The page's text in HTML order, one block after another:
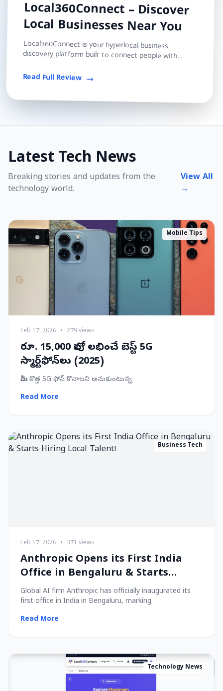
Local360Connect – Discover
Local Businesses Near You
Local360Connect is your hyperlocal business
discovery platform built to connect people with
Read Full Review
Latest Tech News
Breaking stories and updates from the
technology world.
View All
→
Mobile Tips
Feb 17, 2026 • 279 views
రూ. 15,000 లోపు లభించే బెస్ట్ 5G
స్మార్ట్‌ఫోన్‌లు (2025)
మీరు కొత్త 5G ఫోన్ కొనాలని అనుకుంటున్న
Read More
Business Tech
Feb 17, 2026 • 371 views
Anthropic Opens its First India
Office in Bengaluru & Starts
Hiring Local Talent!
Global AI firm Anthropic has officially inaugurated its
first office in India in Bengaluru, marking
Read More
Technology News